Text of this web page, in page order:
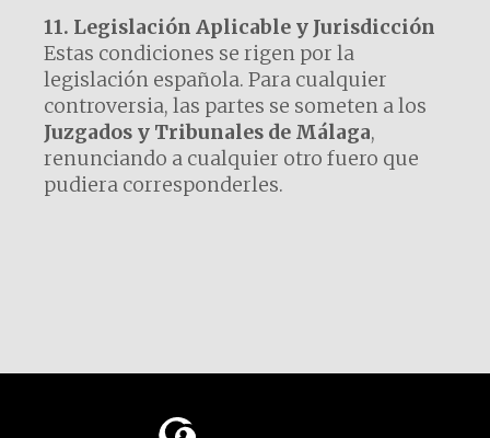
11. Legislación Aplicable y Jurisdicción
Estas condiciones se rigen por la
legislación española. Para cualquier
controversia, las partes se someten a los
Juzgados y Tribunales de Málaga,
renunciando a cualquier otro fuero que
pudiera corresponderles.